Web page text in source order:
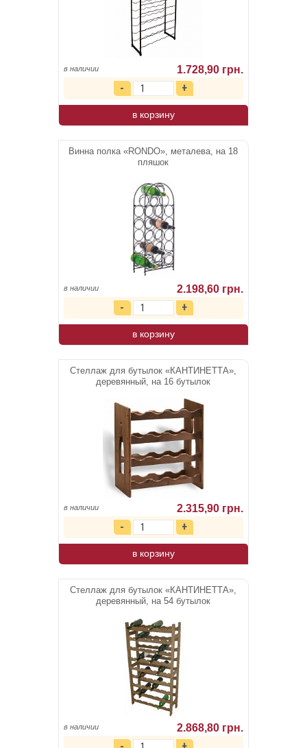
в наличии 1.728,90 грн.
в корзину
Винна полка «RONDO», металева, на 18
пляшок
в наличии 2.198,60 грн.
в корзину
Стеллаж для бутылок «КАНТИНЕТТА»,
деревянный, на 16 бутылок
в наличии 2.315,90 грн.
в корзину
Стеллаж для бутылок «КАНТИНЕТТА»,
деревянный, на 54 бутылок
в наличии 2.868,80 грн.